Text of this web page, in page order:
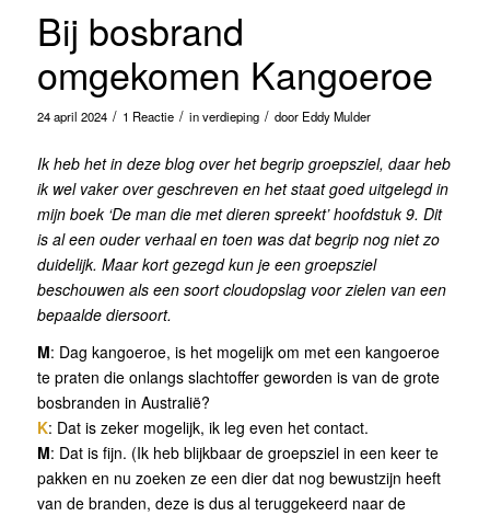
Bij bosbrand
omgekomen Kangoeroe
24 april 2024 / 1 Reactie / inverdieping / door Eddy Mulder
Ik heb het in deze blog over het begrip groepsziel, daar heb
ik wel vaker over geschreven en het staat goed uitgelegd in
mijn boek ‘De man die met dieren spreekt’ hoofdstuk 9. Dit
is al een ouder verhaal en toen was dat begrip nog niet zo
duidelijk. Maar kort gezegd kun je een groepsziel
beschouwen als een soort cloudopslag voor zielen van een
bepaalde diersoort.
M: Dag kangoeroe, is het mogelijk om met een kangoeroe
te praten die onlangs slachtoffer geworden is van de grote
bosbranden in Australië?
K: Dat is zeker mogelijk, ik leg even het contact.
M: Dat is fijn. (Ik heb blijkbaar de groepsziel in een keer te
pakken en nu zoeken ze een dier dat nog bewustzijn heeft
van de branden, deze is dus al teruggekeerd naar de